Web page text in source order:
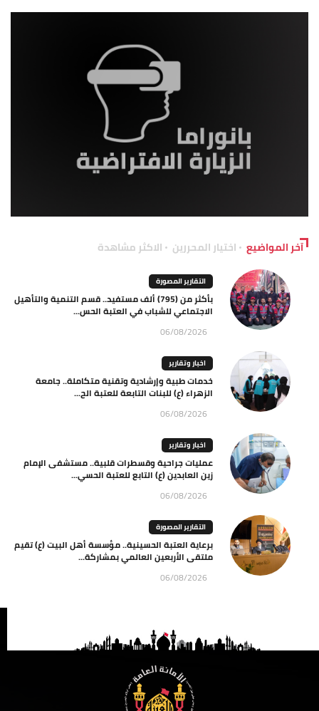
آخر المواضيع اختيار المحررين الاكثر مشاهدة
التقارير المصورة
بأكثر من (795) ألف مستفيد.. قسم التنمية والتأهيل
الاجتماعي للشباب في العتبة الحس...
06/08/2026
اخبار وتقارير
خدمات طبية وإرشادية وتقنية متكاملة.. جامعة
الزهراء (ع) للبنات التابعة للعتبة الح...
06/08/2026
اخبار وتقارير
عمليات جراحية وقسطرات قلبية.. مستشفى الإمام
زين العابدين (ع) التابع للعتبة الحسي...
06/08/2026
التقارير المصورة
برعاية العتبة الحسينية.. مؤسسة أهل البيت (ع) تقيم
ملتقى الأربعين العالمي بمشاركة...
06/08/2026